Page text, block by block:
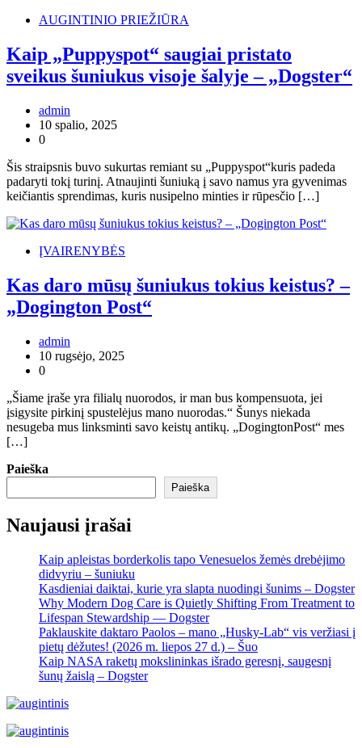
AUGINTINIO PRIEŽIŪRA
Kaip „Puppyspot“ saugiai pristato
sveikus šuniukus visoje šalyje – „Dogster“
admin
10 spalio, 2025
0
Šis straipsnis buvo sukurtas remiant su „Puppyspot“kuris padeda
padaryti tokį turinį. Atnaujinti šuniuką į savo namus yra gyvenimas
keičiantis sprendimas, kuris nusipelno minties ir rūpesčio […]
ĮVAIRENYBĖS
Kas daro mūsų šuniukus tokius keistus? –
„Dogington Post“
admin
10 rugsėjo, 2025
0
„Šiame įraše yra filialų nuorodos, ir man bus kompensuota, jei
įsigysite pirkinį spustelėjus mano nuorodas.“ Šunys niekada
nesugeba mus linksminti savo keistų antikų. „DogingtonPost“ mes
[…]
Paieška
Paieška
Naujausi įrašai
Kaip apleistas borderkolis tapo Venesuelos žemės drebėjimo
didvyriu – šuniuku
Kasdieniai daiktai, kurie yra slapta nuodingi šunims – Dogster
Why Modern Dog Care is Quietly Shifting From Treatment to
Lifespan Stewardship — Dogster
Paklauskite daktaro Paolos – mano „Husky-Lab“ vis veržiasi į
pietų dėžutes! (2026 m. liepos 27 d.) – Šuo
Kaip NASA raketų mokslininkas išrado geresnį, saugesnį
šunų žaislą – Dogster